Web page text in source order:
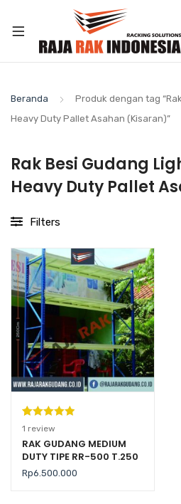
Beranda
Produk dengan tag
Heavy Duty Pallet Asahan (Kisaran)”
Rak Besi Gudang
Heavy Duty Pallet
Filters
Peringkat
5.00dari 5
berdasarka
n
1
penilaian
1 review
RAK GUDANG MEDIUM
DUTY TIPE RR-500 T.250
(Kekuatan 500 Kg per
Level)
Rp6.500.000